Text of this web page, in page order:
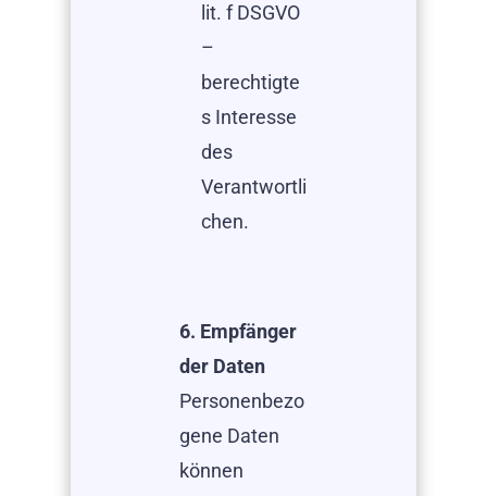
lit. f DSGVO
–
berechtigte
s Interesse
des
Verantwortli
chen.
6. Empfänger
der Daten
Personenbezo
gene Daten
können